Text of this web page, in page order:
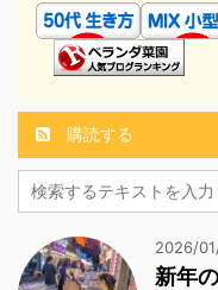
購読する
2026/
新年